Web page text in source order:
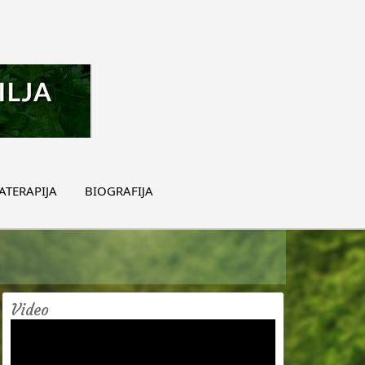
BIOGRAFIJA
Video